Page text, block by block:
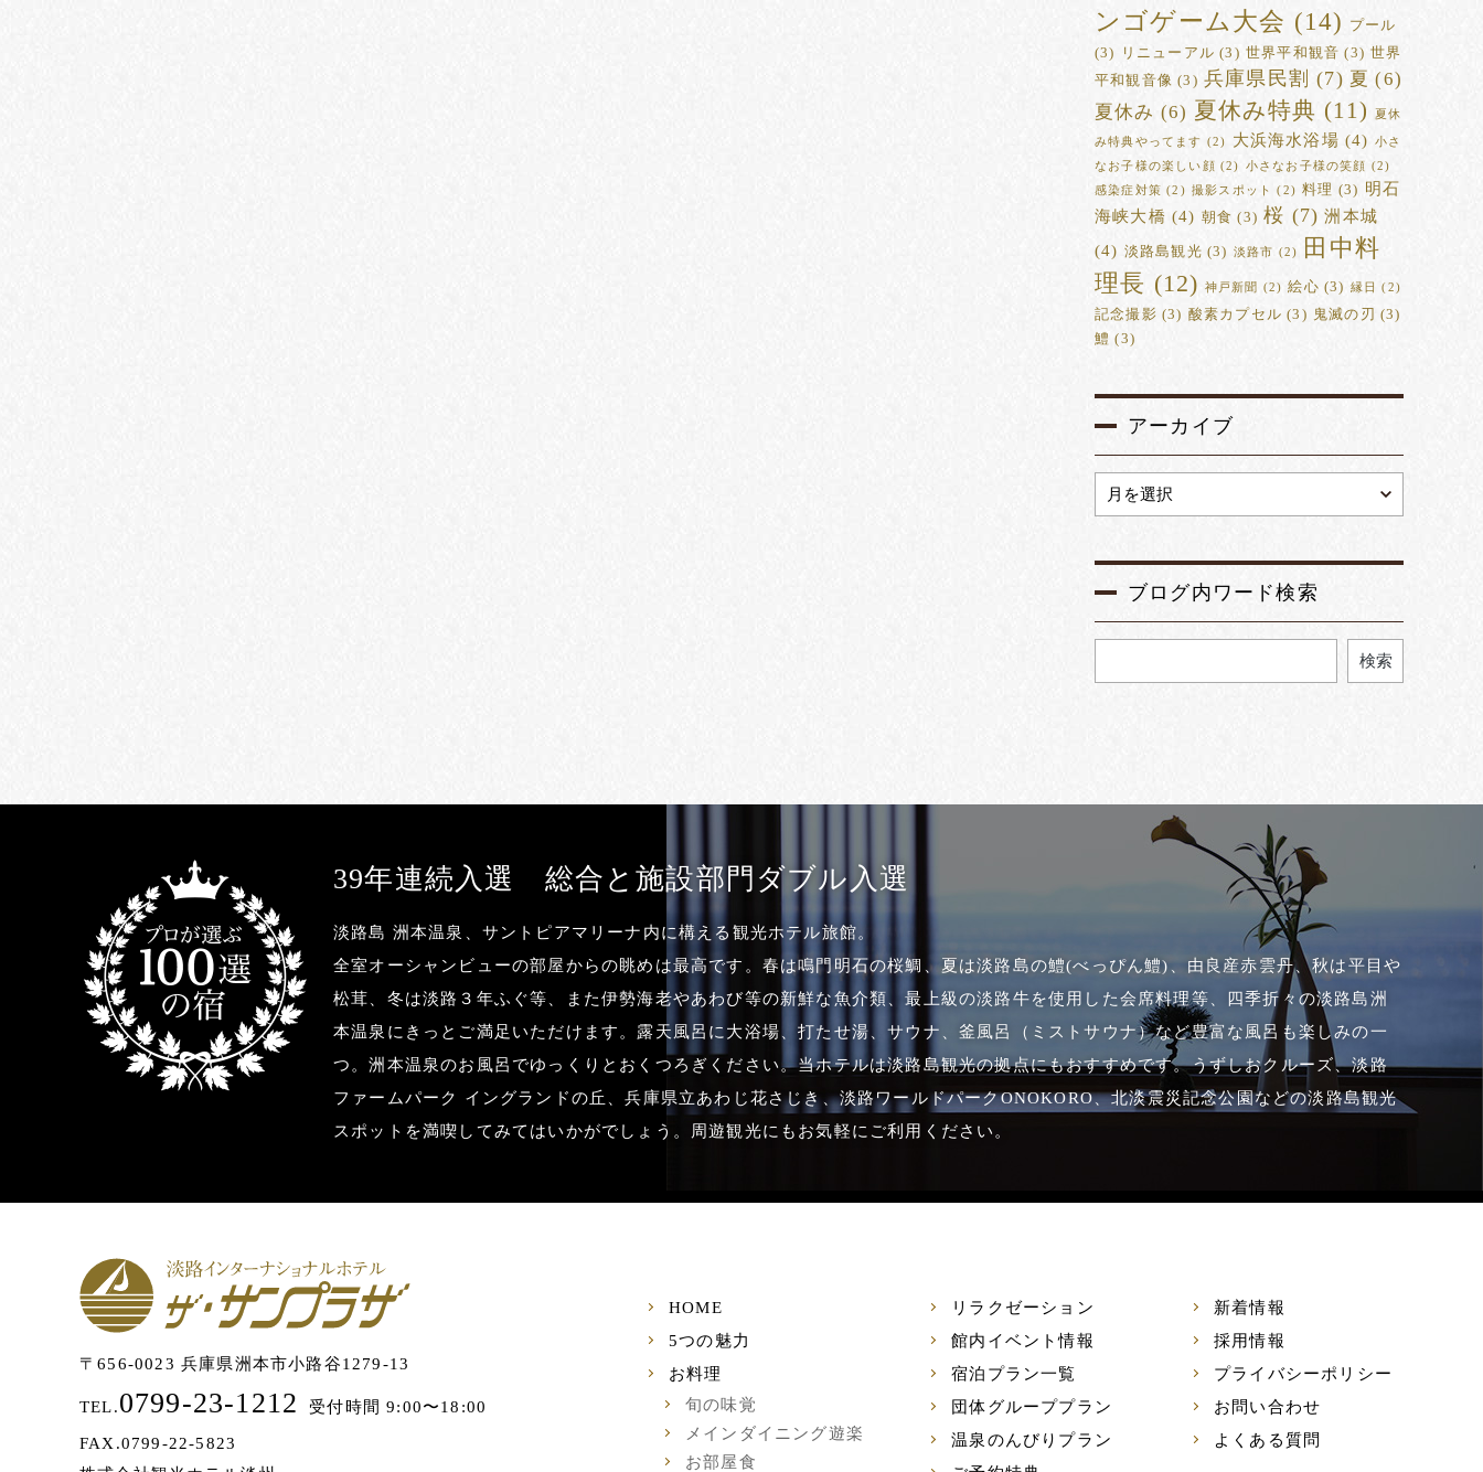
ンゴゲーム大会 (14)
プール
(3)
リニューアル (3) 世界平和観音 (3) 世界
平和観音像 (3) 兵庫県民割 (7) 夏 (6)
夏休み (6) 夏休み特典 (11) 夏休
み特典やってます (2) 大浜海水浴場 (4)
小さ
なお子様の楽しい顔 (2) 小さなお子様の笑顔 (2)
感染症対策 (2) 撮影スポット (2) 料理 (3) 明石
海峡大橋 (4) 朝食 (3) 桜 (7) 洲本城
(4) 淡路島観光 (3) 淡路市 (2)
田中料
理長 (12) 神戸新聞 (2) 絵心 (3) 縁日 (2)
記念撮影 (3) 酸素カプセル (3) 鬼滅の刃
(3)
鱧 (3)
アーカイブ
ブログ内ワード検索
検索
39年連続入選 総合と施設部門ダブル入選
淡路島 洲本温泉、サントピアマリーナ内に構える観光ホテル旅館。
全室オーシャンビューの部屋からの眺めは最高です。春は鳴門明石の桜鯛、夏は淡路島の鱧(べっぴん鱧)、由良産赤雲丹、秋は平目や
松茸、冬は淡路３年ふぐ等、また伊勢海老やあわび等の新鮮な魚介類、最上級の淡路牛を使用した会席料理等、四季折々の淡路島洲
本温泉にきっとご満足いただけます。露天風呂に大浴場、打たせ湯、サウナ、釜風呂（ミストサウナ）など豊富な風呂も楽しみの一
つ。洲本温泉のお風呂でゆっくりとおくつろぎください。当ホテルは淡路島観光の拠点にもおすすめです。うずしおクルーズ、淡路
ファームパーク イングランドの丘、兵庫県立あわじ花さじき、淡路ワールドパークONOKORO、北淡震災記念公園などの淡路島観光
スポットを満喫してみてはいかがでしょう。周遊観光にもお気軽にご利用ください。
〒656-0023 兵庫県洲本市小路谷1279-13
TEL.0799-23-1212 受付時間 9:00〜18:00
FAX.0799-22-5823
HOME
5つの魅力
お料理
旬の味覚
メインダイニング遊楽
お部屋食
リラクゼーション
館内イベント情報
宿泊プラン一覧
団体グループプラン
温泉のんびりプラン
新着情報
採用情報
プライバシーポリシー
お問い合わせ
よくある質問